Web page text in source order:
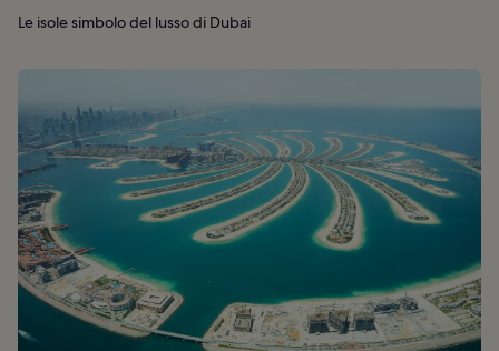
Le isole simbolo del lusso di Dubai